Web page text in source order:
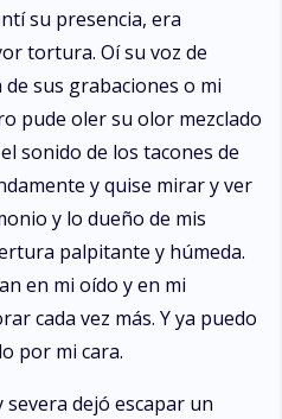
su presencia, era
tortura. Oí su voz de
sus grabaciones o mi
pude oler su olor mezclado
sonido de los tacones de
y quise mirar y ver
y lo dueño de mis
palpitante y húmeda.
en mi oído y en mi
cada vez más. Y ya puedo
por mi cara.
dejó escapar un